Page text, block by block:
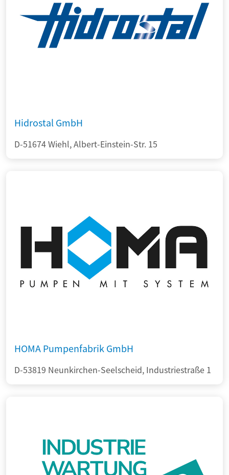
Hidrostal GmbH
D-51674 Wiehl, Albert-Einstein-Str. 15
HOMA Pumpenfabrik GmbH
D-53819 Neunkirchen-Seelscheid, Industriestraße 1